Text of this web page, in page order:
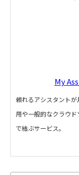
My
頼れるアシスタント
用や一般的なクラウ
で結ぶサービス。